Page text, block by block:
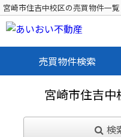
宮崎市住吉中校区の売買物件一
売買物件検索
宮崎市住吉中
検